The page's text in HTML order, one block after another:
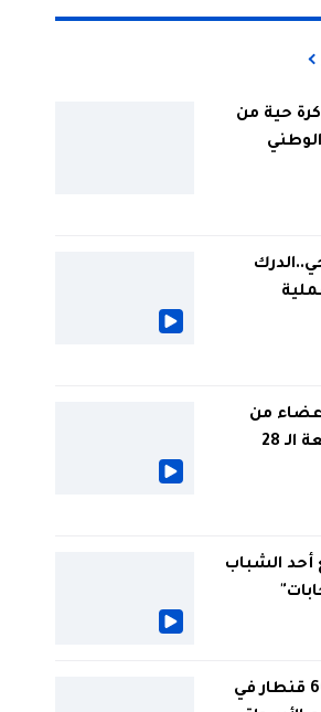
حية من
من
الحكومة على افتتاح الطبعة الـ 28
أحد الشباب
الوادي: بمردودية فاقت 600 قنطار في